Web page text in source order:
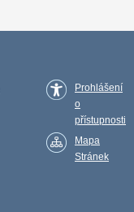
Prohlášení
o
přístupnosti
Mapa
Stránek